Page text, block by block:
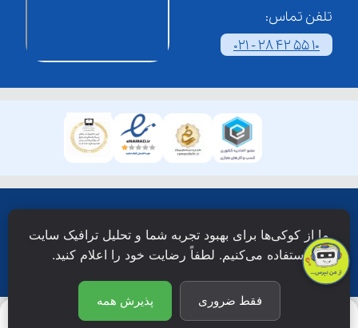
تلفن تماس:
021 - 28 42 55 10
دانش نویان محفوظ است.
ما از کوکی‌ها برای بهبود تجربه شما و تحلیل ترافیک سایت
استفاده می‌کنیم. لطفاً رضایت خود را اعلام کنید.
فقط ضروری پذیرش همه